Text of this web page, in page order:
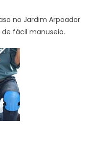
no Jardim Arpoador
fácil manuseio.